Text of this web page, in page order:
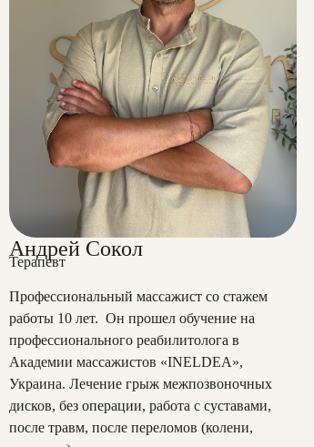
Андрей Сокол
Терапевт
Профессиональный массажист со стажем
работы 10 лет. Он прошел обучение на
профессионального реабилитолога в
Академии массажистов «INELDEA»,
Украина. Лечение грыж межпозвоночных
дисков, без операции, работа с суставами,
после травм, после переломов (колени,